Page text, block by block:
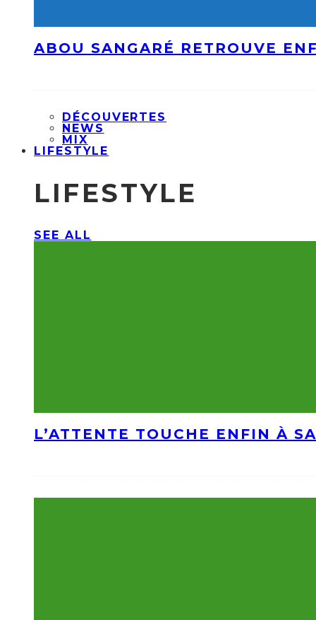
ABOU SANGARÉ RETROUVE
DÉCOUVERTES
NEWS
MIX
LIFESTYLE
LIFESTYLE
SEE ALL
L’ATTENTE TOUCHE ENFIN À